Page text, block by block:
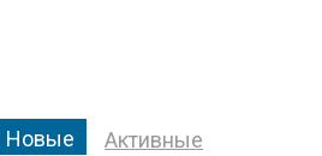
Новые Активные